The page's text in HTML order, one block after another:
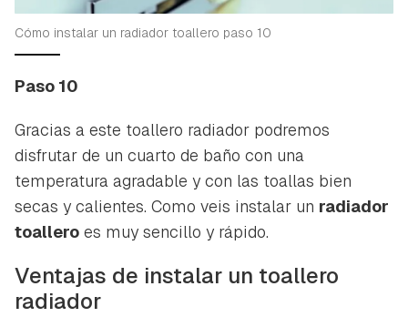
Cómo instalar un radiador toallero paso 10
Paso 10
Gracias a este toallero radiador podremos
disfrutar de un cuarto de baño con una
temperatura agradable y con las toallas bien
secas y calientes. Como veis instalar un radiador
toallero es muy sencillo y rápido.
Ventajas de instalar un toallero
radiador